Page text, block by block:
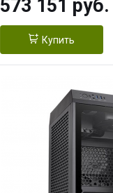
Turbo/ 960 ГБ SSD)
573 151 руб.
Купить